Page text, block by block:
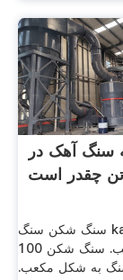
سنگ آهک در
چقدر است
سنگ شکن سنگ kapasitas
100 متر مکعب. سنگ شکن
به شکل مکعب.